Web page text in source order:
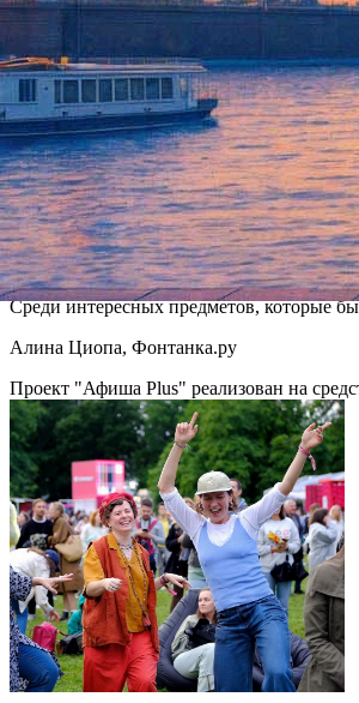
Ранее ученым казалось, что они уже
сделана в 1982 году. Однако теперь
В высоком сводчатом помещении у
превратившуюся в угли резную панель
Будда ли это — неизвестно, но у его ног,
распространены, но в Педжикенте
Чтобы сохранить обнаруженную панель,
займутся обработкой фрагмента, его
Интересно, что найденные за
мусульманскими отрядами в 722 году.
Среди интересных предметов, которые
Алина Циопа, Фонтанка.ру
Проект "Афиша Plus" реализован на